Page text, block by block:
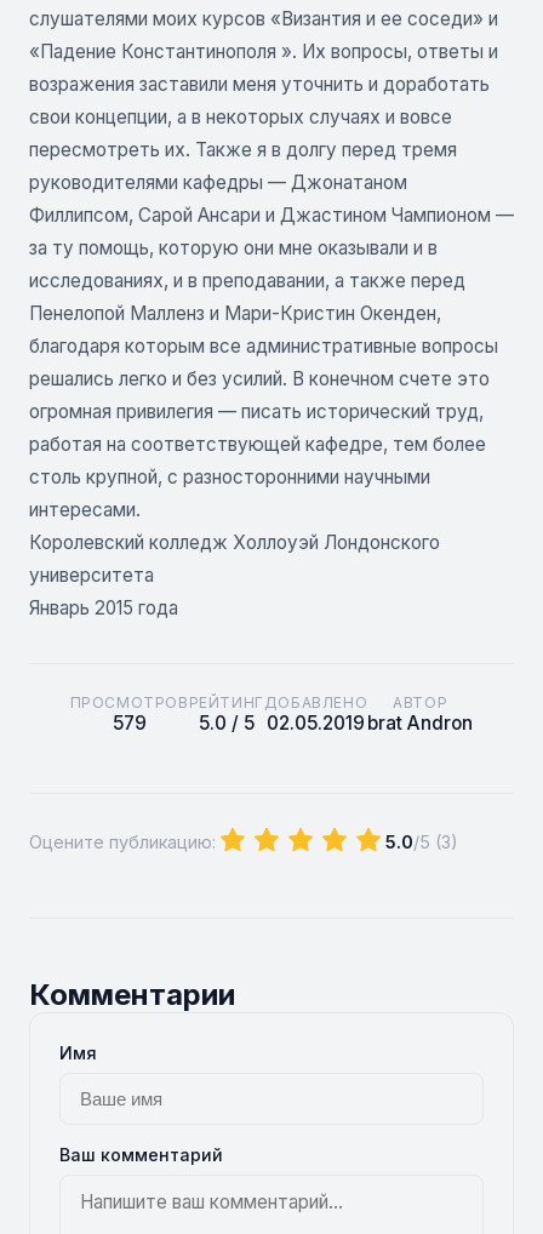
слушателями моих курсов «Византия и ее соседи» и
«Падение Константинополя ». Их вопросы, ответы и
возражения заставили меня уточнить и доработать
свои концепции, а в некоторых случаях и вовсе
пересмотреть их. Также я в долгу перед тремя
руководителями кафедры — Джонатаном
Филлипсом, Сарой Ансари и Джастином Чампионом —
за ту помощь, которую они мне оказывали и в
исследованиях, и в преподавании, а также перед
Пенелопой Малленз и Мари-Кристин Окенден,
благодаря которым все административные вопросы
решались легко и без усилий. В конечном счете это
огромная привилегия — писать исторический труд,
работая на соответствующей кафедре, тем более
столь крупной, с разносторонними научными
интересами.
Королевский колледж Холлоуэй Лондонского
университета
Январь 2015 года
ПРОСМОТРОВ
579
РЕЙТИНГ
5.0 / 5
ДОБАВЛЕНО
02.05.2019
АВТОР
brat Andron
Оцените публикацию: 5.0/5 (3)
Комментарии
Имя
Ваш комментарий